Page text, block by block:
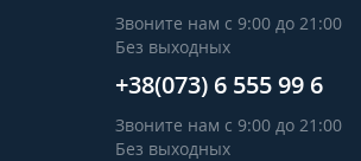
Звоните нам с 9:00 до 21:00
Без выходных
+38(073) 6 555 99 6
Звоните нам с 9:00 до 21:00
Без выходных